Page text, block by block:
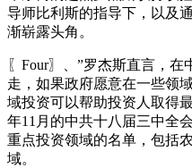
导师比利斯的指导下，以及
渐崭露头角。
〖Four〗、”罗杰斯直言，
走，如果政府愿意在一些领
域投资可以帮助投资人取得
年11月的中共十八届三中全
重点投资领域的名单，包括
域。